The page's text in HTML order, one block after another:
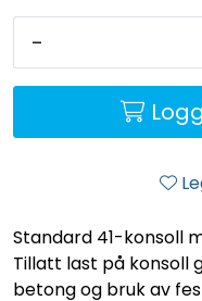
-
Standard 41-konsoll
Tillatt last på konsoll
betong og bruk av